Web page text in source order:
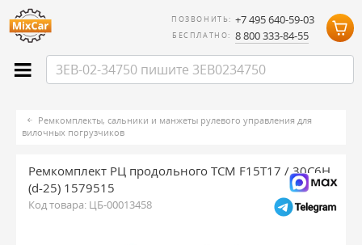
ПОЗВОНИТЬ: +7 495 640-59-03
БЕСПЛАТНО: 8 800 333-84-55
Ремкомплекты, сальники и манжеты рулевого управления для
вилочных погрузчиков
Ремкомплект РЦ продольного TCM F15T17 / 30C6H
(d-25) 1579515
Код товара: ЦБ-00013458